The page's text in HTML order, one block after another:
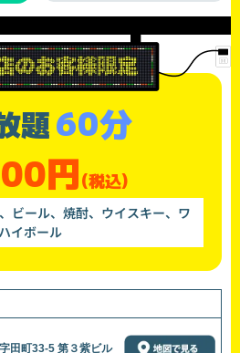
題60分
円(税込)
ビール、焼酎、ウイスキー、ワ
イボール
田町33-5 第３紫ビル